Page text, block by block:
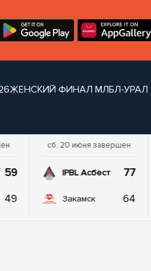
ЖЕНСКИЙ ФИНАЛ МЛБЛ-УРАЛ
59
49
сб, 20 июня завершен
IPBL Асбест 77
Закамск 64